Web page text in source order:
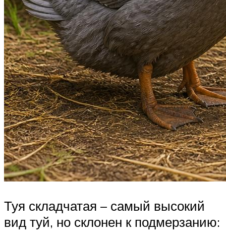
Туя складчатая – самый высокий
вид туй, но склонен к подмерзанию: